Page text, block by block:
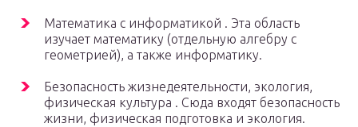
Математика с информатикой . Эта область
изучает математику (отдельную алгебру с
геометрией), а также информатику.
Безопасность жизнедеятельности, экология,
физическая культура . Сюда входят безопасность
жизни, физическая подготовка и экология.